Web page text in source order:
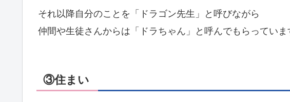
それ以降自分のことを「ドラゴン先生」と呼びながら
仲間や生徒さんからは「ドラちゃん」と呼んでもらっていま
③住まい